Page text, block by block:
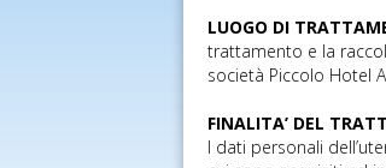
LUOGO DI
trattamento e la
società Piccolo Hotel
FINALITA’ DEL
I dati personali